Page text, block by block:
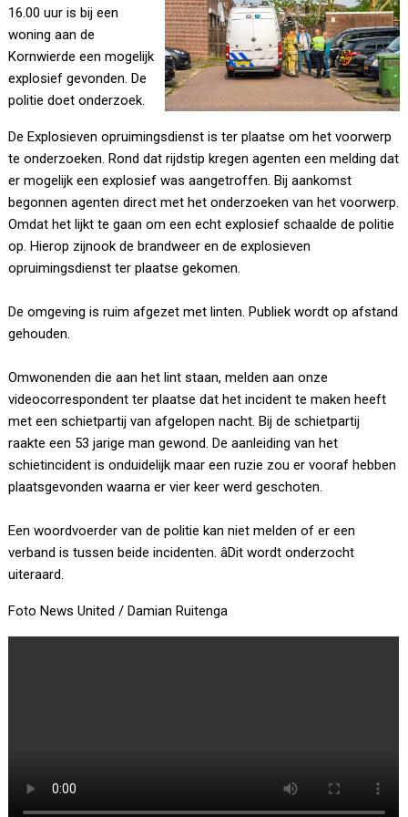
16.00 uur is bij een
woning aan de
Kornwierde een mogelijk
explosief gevonden. De
politie doet onderzoek.
De Explosieven opruimingsdienst is ter plaatse om het voorwerp
te onderzoeken. Rond dat rijdstip kregen agenten een melding dat
er mogelijk een explosief was aangetroffen. Bij aankomst
begonnen agenten direct met het onderzoeken van het voorwerp.
Omdat het lijkt te gaan om een echt explosief schaalde de politie
op. Hierop zijnook de brandweer en de explosieven
opruimingsdienst ter plaatse gekomen.
De omgeving is ruim afgezet met linten. Publiek wordt op afstand
gehouden.
Omwonenden die aan het lint staan, melden aan onze
videocorrespondent ter plaatse dat het incident te maken heeft
met een schietpartij van afgelopen nacht. Bij de schietpartij
raakte een 53 jarige man gewond. De aanleiding van het
schietincident is onduidelijk maar een ruzie zou er vooraf hebben
plaatsgevonden waarna er vier keer werd geschoten.
Een woordvoerder van de politie kan niet melden of er een
verband is tussen beide incidenten. âDit wordt onderzocht
uiteraard.
Foto News United / Damian Ruitenga